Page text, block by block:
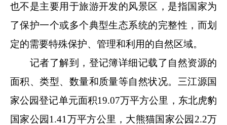
也不是主要用于旅游开发的风景区，是指国家为
了保护一个或多个典型生态系统的完整性，而划
定的需要特殊保护、管理和利用的自然区域。
记者了解到，登记簿详细记载了自然资源的
面积、类型、数量和质量等自然状况。三江源国
家公园登记单元面积19.07万平方公里，东北虎豹
国家公园1.41万平方公里，大熊猫国家公园2.2万